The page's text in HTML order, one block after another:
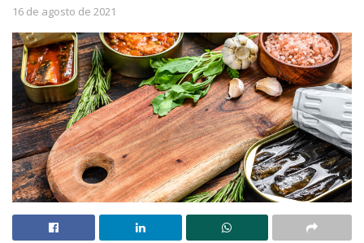
16 de agosto de 2021